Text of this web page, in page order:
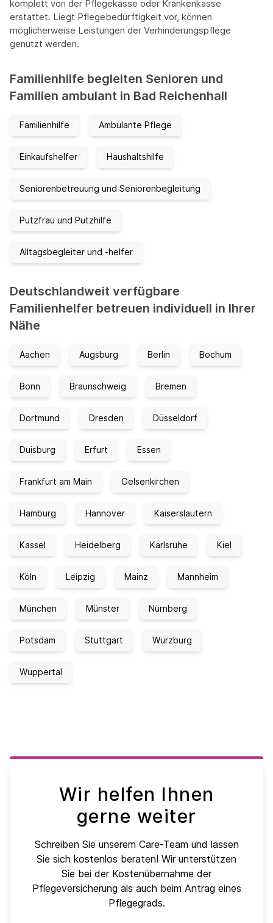
komplett von der Pflegekasse oder Krankenkasse
erstattet. Liegt Pflegebedürftigkeit vor, können
möglicherweise Leistungen der Verhinderungspflege
genutzt werden.
Familienhilfe begleiten Senioren und
Familien ambulant in Bad Reichenhall
Familienhilfe Ambulante Pflege
Einkaufshelfer Haushaltshilfe
Seniorenbetreuung und Seniorenbegleitung
Putzfrau und Putzhilfe
Alltagsbegleiter und -helfer
Deutschlandweit verfügbare
Familienhelfer betreuen individuell in Ihrer
Nähe
Aachen Augsburg Berlin Bochum
Bonn Braunschweig Bremen
Dortmund Dresden Düsseldorf
Duisburg Erfurt Essen
Frankfurt am Main Gelsenkirchen
Hamburg Hannover Kaiserslautern
Kassel Heidelberg Karlsruhe Kiel
Köln Leipzig Mainz Mannheim
München Münster Nürnberg
Potsdam Stuttgart Würzburg
Wuppertal
Wir helfen Ihnen
gerne weiter
Schreiben Sie unserem Care-Team und lassen
Sie sich kostenlos beraten! Wir unterstützen
Sie bei der Kostenübernahme der
Pflegeversicherung als auch beim Antrag eines
Pflegegrads.